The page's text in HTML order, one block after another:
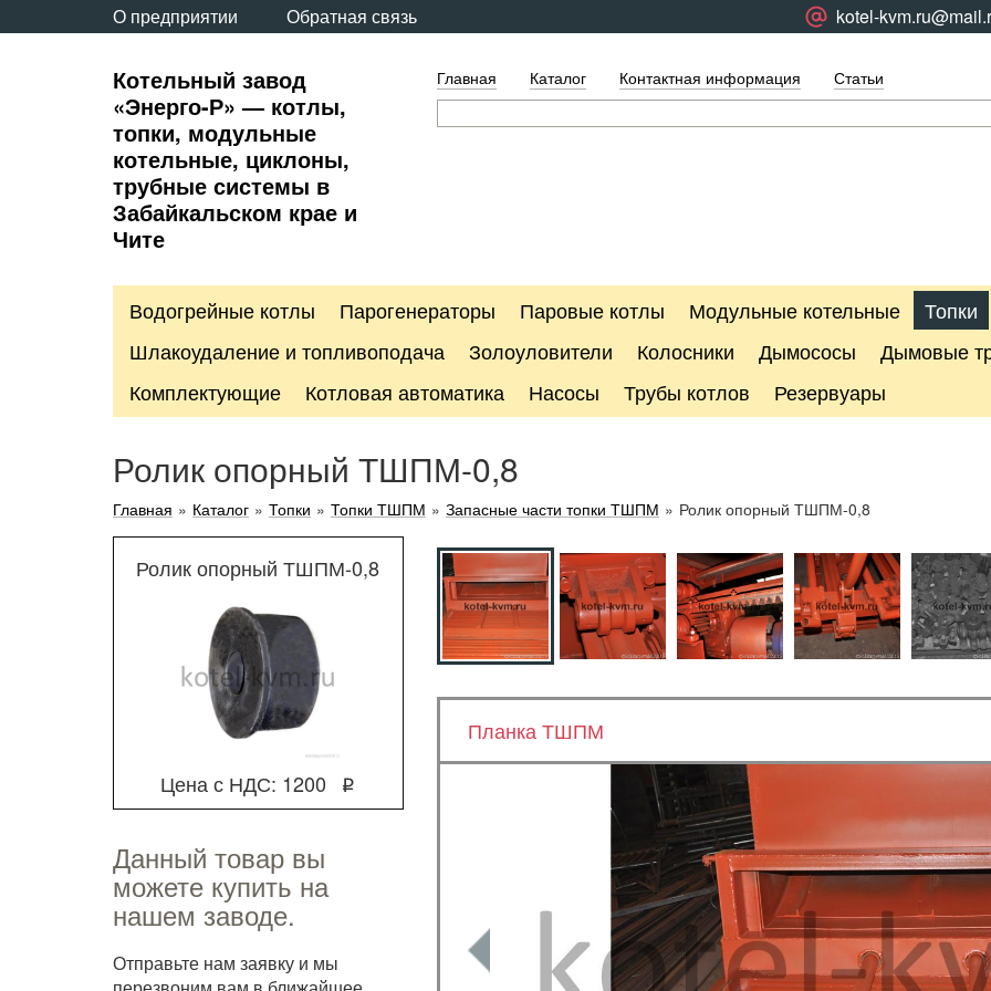
О предприятии Обратная связь kotel-
Котельный завод
«Энерго-Р» — котлы,
топки, модульные
котельные, циклоны,
трубные системы в
Забайкальском крае и
Чите
Главная Каталог Контактная информация Статьи
Водогрейные котлы Парогенераторы Паровые котлы Модульные котельные
Топки
Шлакоудаление и топливоподача
Золоуловители Колосники Дымососы
Дымовые
Комплектующие
Котловая автоматика Насосы Трубы котлов Резервуары
Ролик опорный ТШПМ-0,8
Главная » Каталог » Топки » Топки ТШПМ » Запасные части топки ТШПМ » Ролик опорный ТШПМ-0,8
Ролик опорный ТШПМ-0,8
Цена с НДС: 1200 q
Данный товар вы
можете купить на
нашем заводе.
Отправьте нам заявку и мы
Планка ТШПМ